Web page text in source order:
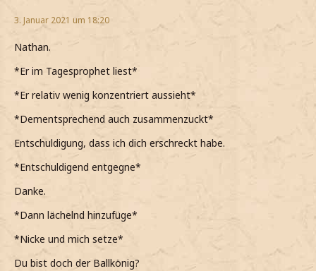
3. Januar 2021 um 18:20
Nathan.
*Er im Tagesprophet liest*
*Er relativ wenig konzentriert aussieht*
*Dementsprechend auch zusammenzuckt*
Entschuldigung, dass ich dich erschreckt habe.
*Entschuldigend entgegne*
Danke.
*Dann lächelnd hinzufüge*
*Nicke und mich setze*
Du bist doch der Ballkönig?